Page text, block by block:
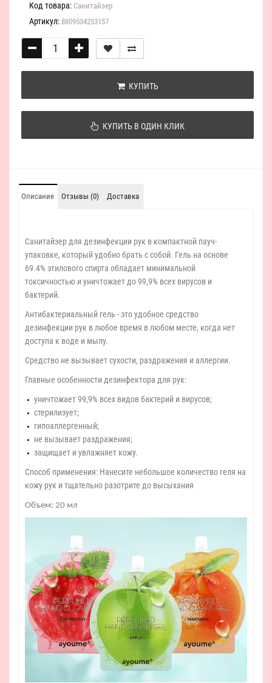
Код товара: Санитайзер
Артикул: 8809534253157
КУПИТЬ
КУПИТЬ В ОДИН КЛИК
Описание Отзывы (0) Доставка
Санитайзер для дезинфекции рук в компактной пауч-
упаковке, который удобно брать с собой. Гель на основе
69.4% этилового спирта обладает минимальной
токсичностью и уничтожает до 99,9% всех вирусов и
бактерий.
Антибактериальный гель - это удобное средство
дезинфекции рук в любое время в любом месте, когда нет
доступа к воде и мылу.
Средство не вызывает сухости, раздражения и аллергии.
Главные особенности дезинфектора для рук:
уничтожает 99,9% всех видов бактерий и вирусов;
стерилизует;
гипоаллергенный;
не вызывает раздражения;
защищает и увлажняет кожу.
Способ применения: Нанесите небольшое количество геля на
кожу рук и тщательно разотрите до высыхания
Объем: 20 мл